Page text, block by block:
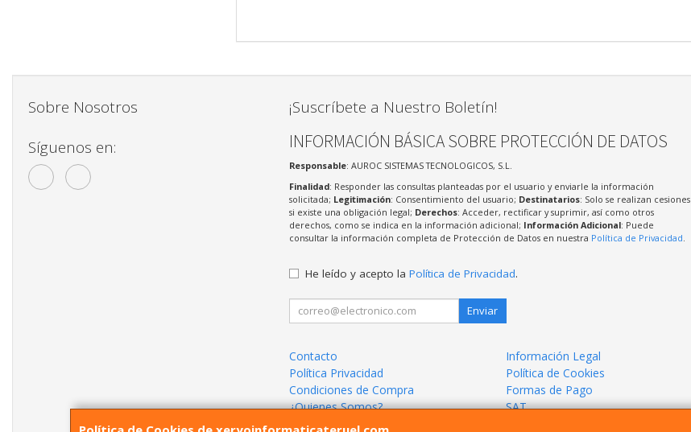
Sobre Nosotros
Síguenos en:
¡Suscríbete a Nuestro Boletín!
INFORMACIÓN BÁSICA SOBRE PROTECCIÓN DE DATOS
Responsable: AUROC SISTEMAS TECNOLOGICOS, S.L.
Finalidad: Responder las consultas planteadas por el usuario y enviarle la información
solicitada; Legitimación: Consentimiento del usuario; Destinatarios: Solo se realizan cesiones
si existe una obligación legal; Derechos: Acceder, rectificar y suprimir, así como otros
derechos, como se indica en la información adicional; Información Adicional: Puede
consultar la información completa de Protección de Datos en nuestra Política de Privacidad.
He leído y acepto la Política de Privacidad.
Enviar
Contacto
Información Legal
Política Privacidad
Política de Cookies
Condiciones de Compra
Formas de Pago
¿Quienes Somos?
SAT